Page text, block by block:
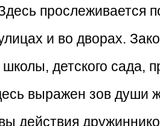
прослеживается
и во дворах.
детского сада,
выражен зов души
действия